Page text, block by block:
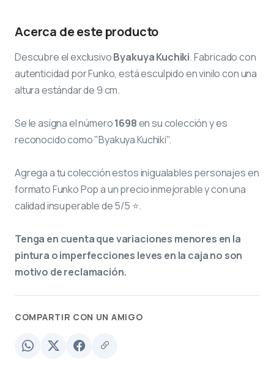
Acerca de este producto
Descubre el exclusivoByakuya Kuchiki. Fabricado con
autenticidad por Funko, está esculpido en vinilo con una
altura estándar de 9 cm.
Se le asigna el número1698en su colección y es
reconocido como "Byakuya Kuchiki".
Agrega a tu colección estos inigualables personajes en
formato Funko Pop a un precio inmejorable y con una
calidad insuperable de 5/5 ⭐.
Tenga en cuenta que variaciones menores en la
pintura o imperfecciones leves en la caja no son
motivo de reclamación.
COMPARTIR CON UN AMIGO